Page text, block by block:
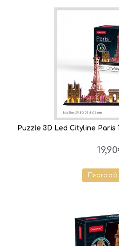
Puzzle 3D Led Cityline Paris